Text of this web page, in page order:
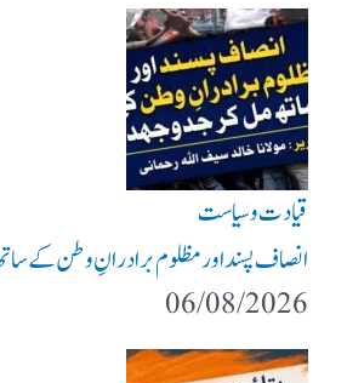
قیادت وسیاست
انصاف پسند اور مظلوم برادرانِ وطن کے
06/08/2026